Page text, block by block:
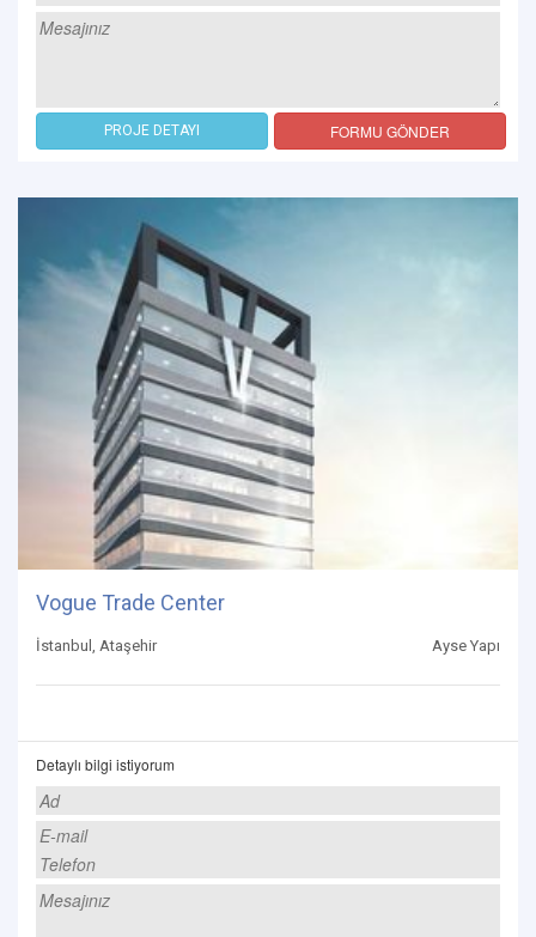
PROJE DETAYI FORMU GÖNDER
Vogue Trade Center
İstanbul, Ataşehir Ayse Yapı
Detaylı bilgi istiyorum